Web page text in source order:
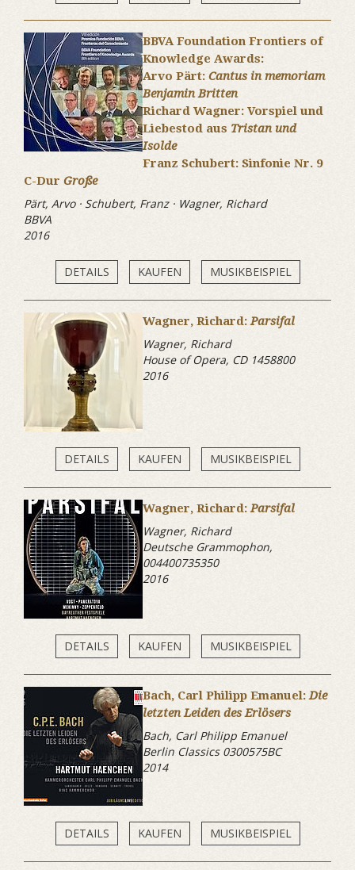
BBVA Foundation Frontiers of
Knowledge Awards:
Arvo Pärt: Cantus in memoriam
Benjamin Britten
Richard Wagner: Vorspiel und
Liebestod aus Tristan und
Isolde
Franz Schubert: Sinfonie Nr. 9
C-Dur Große
Pärt, Arvo · Schubert, Franz · Wagner, Richard
BBVA
2016
DETAILS KAUFEN MUSIKBEISPIEL
Wagner, Richard:Parsifal
Wagner, Richard
House of Opera, CD 1458800
2016
DETAILS KAUFEN MUSIKBEISPIEL
Wagner, Richard:Parsifal
Wagner, Richard
Deutsche Grammophon,
004400735350
2016
DETAILS KAUFEN MUSIKBEISPIEL
Bach, Carl Philipp Emanuel:Die
letzten Leiden des Erlösers
Bach, Carl Philipp Emanuel
Berlin Classics 0300575BC
2014
DETAILS KAUFEN MUSIKBEISPIEL